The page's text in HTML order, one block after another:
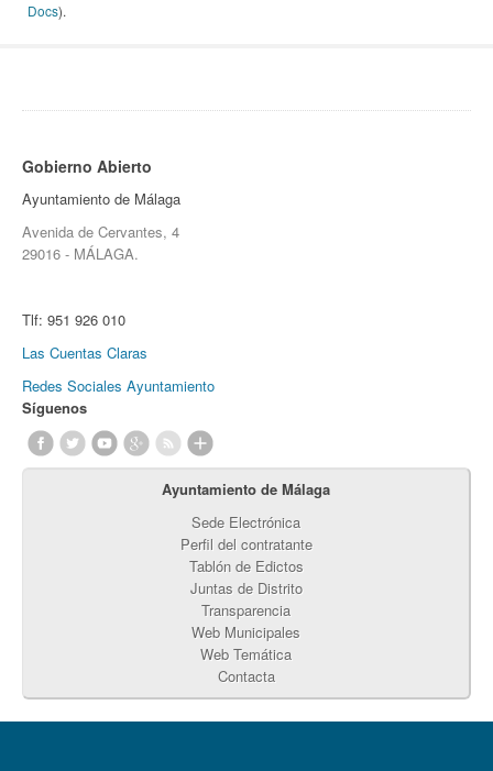
Docs).
Gobierno Abierto
Ayuntamiento de Málaga
Avenida de Cervantes, 4
29016 - MÁLAGA.
Tlf: 951 926 010
Las Cuentas Claras
Redes Sociales Ayuntamiento
Síguenos
Ayuntamiento de Málaga
Sede Electrónica
Perfil del contratante
Tablón de Edictos
Juntas de Distrito
Transparencia
Web Municipales
Web Temática
Contacta